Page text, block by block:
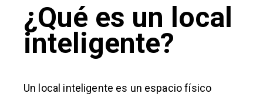
¿Qué es un local
inteligente?
Un local inteligente es un espacio físico